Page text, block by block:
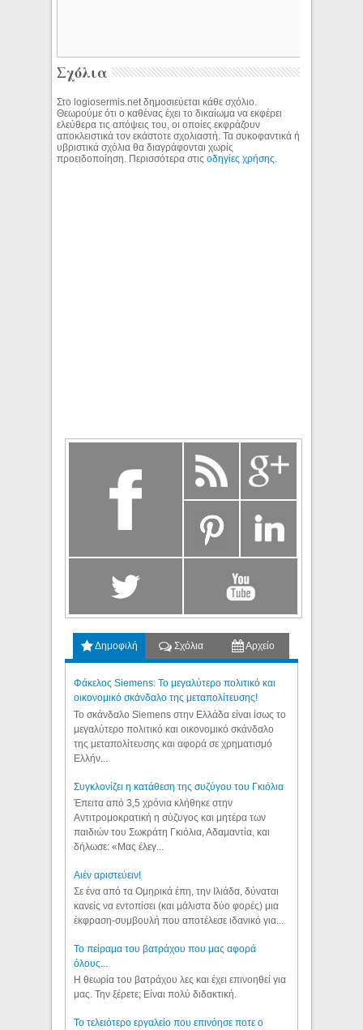
Σχόλια
Στο logiosermis.net δημοσιεύεται κάθε σχόλιο.
Θεωρούμε ότι ο καθένας έχει το δικαίωμα να εκφέρει
ελεύθερα τις απόψεις του, οι οποίες εκφράζουν
αποκλειστικά τον εκάστοτε σχολιαστή. Τα συκοφαντικά ή
υβριστικά σχόλια θα διαγράφονται χωρίς
προειδοποίηση. Περισσότερα στιςοδηγίες χρήσης.
Δημοφιλή Σχόλια Αρχείο
Φάκελος Siemens: Το μεγαλύτερο πολιτικό και
οικονομικό σκάνδαλο της μεταπολίτευσης!
Το σκάνδαλο Siemens στην Ελλάδα είναι ίσως το
μεγαλύτερο πολιτικό και οικονομικό σκάνδαλο
της μεταπολίτευσης και αφορά σε χρηματισμό
Ελλήν...
Συγκλονίζει η κατάθεση της συζύγου του Γκιόλια
Έπειτα από 3,5 χρόνια κλήθηκε στην
Αντιτρομοκρατική η σύζυγος και μητέρα των
παιδιών του Σωκράτη Γκιόλια, Αδαμαντία, και
δήλωσε: «Μας έλεγ...
Aιέν αριστεύειν!
Σε ένα από τα Ομηρικά έπη, την Ιλιάδα, δύναται
κανείς να εντοπίσει (και μάλιστα δύο φορές) μια
έκφραση-συμβουλή που αποτέλεσε ιδανικό για...
Το πείραμα του βατράχου που μας αφορά
όλους...
Η θεωρία του βατράχου λες και έχει επινοηθεί για
μας. Την ξέρετε; Είναι πολύ διδακτική.
Το τελειότερο εργαλείο που επινόησε ποτε ο